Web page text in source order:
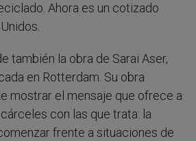
Ahora es un cotizado
también la obra de Sarai Aser,
en Rotterdam. Su obra
mostrar el mensaje que ofrece a
con las que trata: la
frente a situaciones de